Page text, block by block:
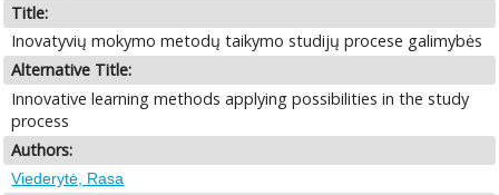
Title:
Inovatyvių mokymo metodų taikymo studijų procese galimybės
Alternative Title:
Innovative learning methods applying possibilities in the study
process
Authors:
Viederytė, Rasa